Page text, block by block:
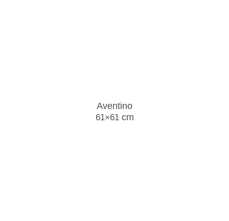
Aventino
61×61cm